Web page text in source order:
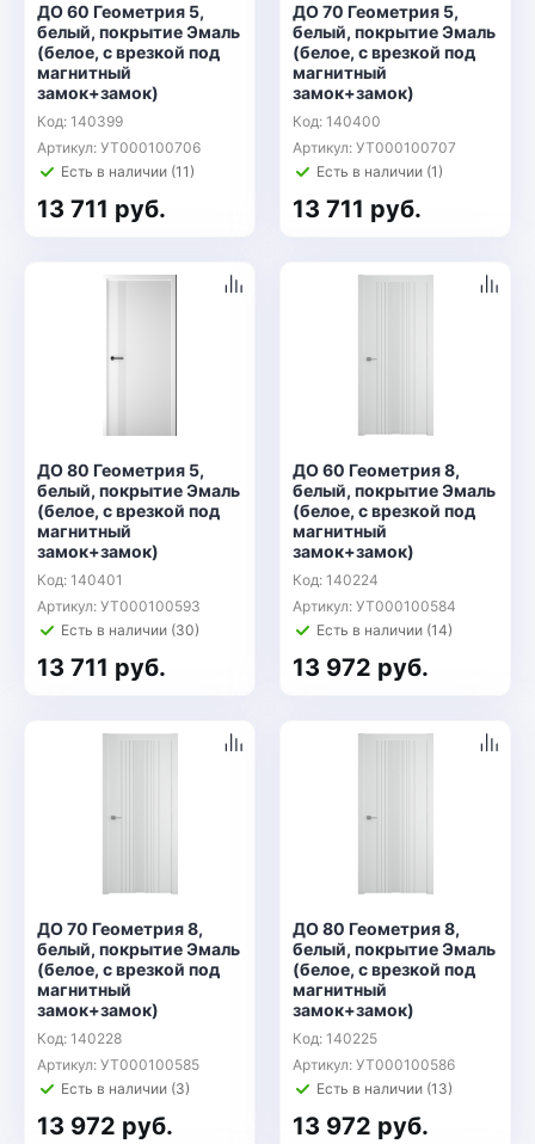
ДО 60 Геометрия 5,
белый, покрытие Эмаль
(белое, с врезкой под
магнитный
замок+замок)
Код: 140399
Артикул: УТ000100706
Есть в наличии (11)
13 711 руб.
ДО 70 Геометрия 5,
белый, покрытие Эмаль
(белое, с врезкой под
магнитный
замок+замок)
Код: 140400
Артикул: УТ000100707
Есть в наличии (1)
13 711 руб.
ДО 80 Геометрия 5,
белый, покрытие Эмаль
(белое, с врезкой под
магнитный
замок+замок)
Код: 140401
Артикул: УТ000100593
Есть в наличии (30)
13 711 руб.
ДО 60 Геометрия 8,
белый, покрытие Эмаль
(белое, с врезкой под
магнитный
замок+замок)
Код: 140224
Артикул: УТ000100584
Есть в наличии (14)
13 972 руб.
ДО 70 Геометрия 8,
белый, покрытие Эмаль
(белое, с врезкой под
магнитный
замок+замок)
Код: 140228
Артикул: УТ000100585
Есть в наличии (3)
13 972 руб.
ДО 80 Геометрия 8,
белый, покрытие Эмаль
(белое, с врезкой под
магнитный
замок+замок)
Код: 140225
Артикул: УТ000100586
Есть в наличии (13)
13 972 руб.